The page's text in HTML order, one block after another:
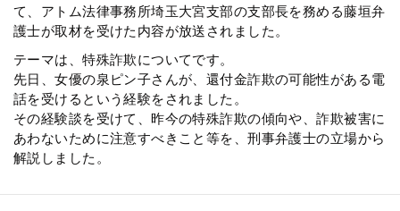
て、アトム法律事務所埼玉大宮支部の支部長を務める藤垣弁
護士が取材を受けた内容が放送されました。
テーマは、特殊詐欺についてです。
先日、女優の泉ピン子さんが、還付金詐欺の可能性がある電
話を受けるという経験をされました。
その経験談を受けて、昨今の特殊詐欺の傾向や、詐欺被害に
あわないために注意すべきこと等を、刑事弁護士の立場から
解説しました。
費用
グループ案内
求人採用